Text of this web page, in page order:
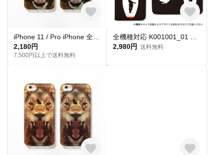
2,180円
7,500円以上で送料無料
2,980円 送料無料